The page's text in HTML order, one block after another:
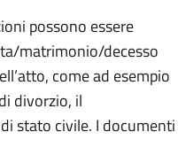
possono essere
matrimonio/decesso
come ad esempio
divorzio, il
stato civile. I documenti